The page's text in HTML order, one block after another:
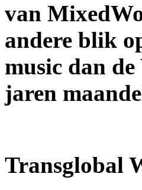
van
andere blik
music dan
jaren
Transglobal